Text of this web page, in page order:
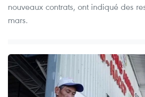
nouveaux contrats, ont indiqué des
mars.